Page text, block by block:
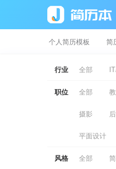
个人简历模板 简
行业 全部
职位 全部
摄影
平面设计
风格 全部